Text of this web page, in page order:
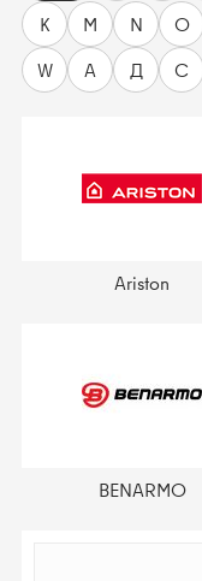
K
M N O
W
А Д С
Ariston
BENARMO